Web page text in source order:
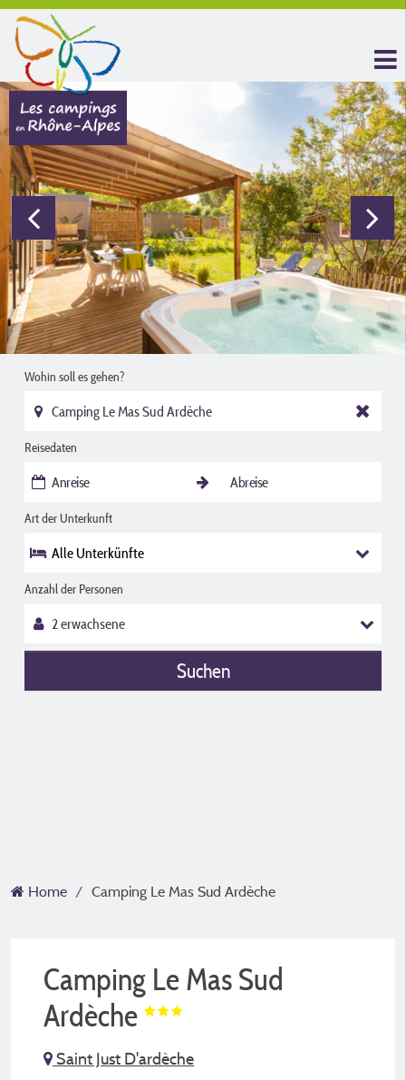
Wohin soll es gehen?
Reisedaten
Art der Unterkunft
Alle Unterkünfte
Anzahl der Personen
Suchen
Home Camping Le Mas Sud Ardèche
Camping Le Mas Sud
Ardèche
Saint Just D'ardèche